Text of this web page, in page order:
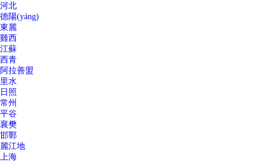
河北
德陽(yáng)
東麗
雞西
江蘇
西青
阿拉善盟
里水
日照
常州
平谷
襄樊
邯鄲
麗江地
上海